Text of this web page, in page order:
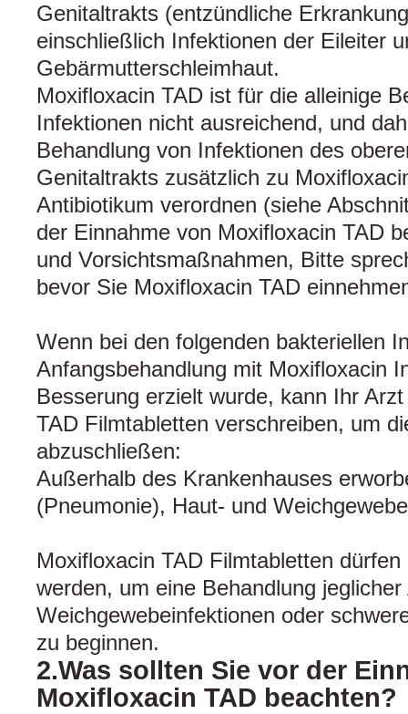
Genitaltrakts (entzündliche
einschließlich Infektionen der Eileiter
Gebärmutterschleimhaut.
Moxifloxacin TAD ist für die alleinige
Infektionen nicht ausreichend, und
Behandlung von Infektionen des
Genitaltrakts zusätzlich zu
Antibiotikum verordnen (siehe
der Einnahme von Moxifloxacin TAD
und Vorsichtsmaßnahmen, Bitte
bevor Sie Moxifloxacin TAD
Wenn bei den folgenden bakteriellen
Anfangsbehandlung mit Moxifloxacin
Besserung erzielt wurde, kann Ihr
TAD Filmtabletten verschreiben, um
abzuschließen:
Außerhalb des Krankenhauses
(Pneumonie), Haut- und
Moxifloxacin TAD Filmtabletten
werden, um eine Behandlung
Weichgewebeinfektionen oder
zu beginnen.
2.Was sollten Sie vor der
Moxifloxacin TAD beachten?